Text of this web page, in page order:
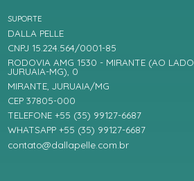
SUPORTE
DALLA PELLE
CNPJ 15.224.564/0001-85
RODOVIA AMG 1530 - MIRANTE (AO
JURUAIA-MG), 0
MIRANTE, JURUAIA/MG
CEP 37805-000
TELEFONE +55 (35) 99127-6687
WHATSAPP +55 (35) 99127-6687
contato@dallapelle.com.br